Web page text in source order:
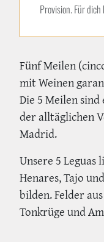
Provision. Für
Fünf Meilen
mit Weinen
Die 5 Meilen
der alltäglichen
Madrid.
Unsere 5 Leguas
Henares, Tajo
bilden. Felder
Tonkrüge und